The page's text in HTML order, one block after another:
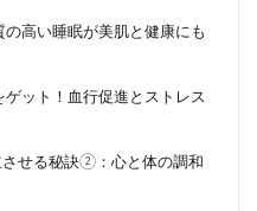
高い睡眠が美肌と健康にも
ット！血行促進とストレス
せる秘訣②：心と体の調和